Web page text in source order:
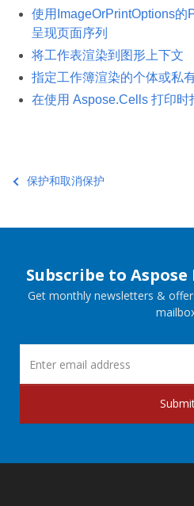
使用ImageOrPrintOptions
呈现页面序列
将工作表渲染到图形上下文
指定工作簿渲染的个体或私
在使用 Aspose.Cells 打印时
保护和取消保护
Subscribe to
Get monthly newsletters &